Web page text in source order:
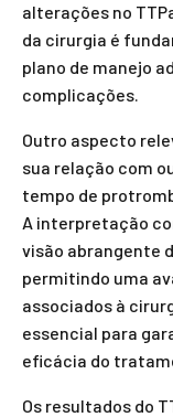
alterações no
da cirurgia é
plano de manejo
complicações.
Outro aspecto
sua relação com
tempo de
A interpretação
visão abrangente
permitindo uma
associados à
essencial para
eficácia do
Os resultados do